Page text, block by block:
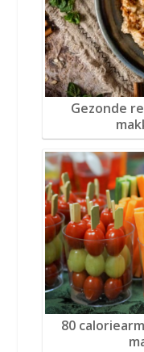
Gezonde
80